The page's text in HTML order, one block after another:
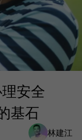
安全
基石
林建江